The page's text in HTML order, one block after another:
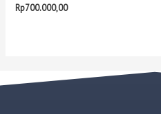
Rp700.000,00